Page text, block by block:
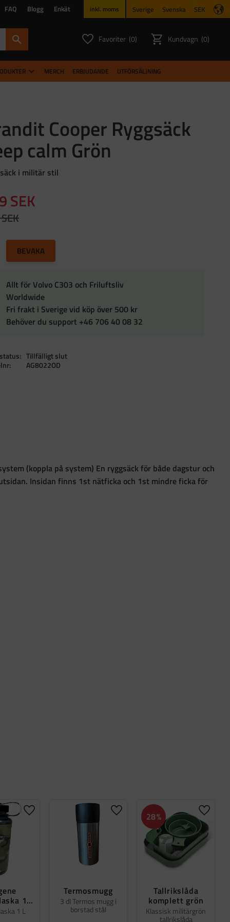
FAQ Blogg Enkät inkl. moms Sverige Svenska SEK
FavoriterANTAL FAVORITER:
0 Kundvagn ANTAL
0
MERCH ERBJUDANDE UTFÖRSÄLJNING
Cooper Ryggsäck
calm Grön
i militär stil
pris:
SEK
pris:
SEK
till i favoriter
BEVAKA
Allt för Volvo C303 och Friluftsliv
Worldwide
Fri frakt i Sverige vid köp över 500 kr
Behöver du support +46 706 40 08 32
Tillfälligt slut
AG8022OD
(koppla på system) En ryggsäck för både dagstur och
Insidan finns 1st nätficka och 1st mindre ficka för
1L
1 L
Lägg till i favoriter
Termosmugg
3 dl Termos mugg i
borstad stål
Lägg till i favoriter
Tallrikslåda
komplett grön
Klassisk militärgrön
tallrikslåda
28% Lägg